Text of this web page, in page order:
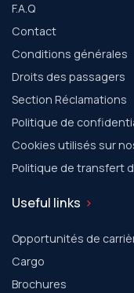
F.A.Q
Contact
Conditions générales
Droits des passagers
Section Réclamations
Politique de
Cookies utilisés sur
Politique de transfert
Useful links
Opportunités de
Cargo
Brochures